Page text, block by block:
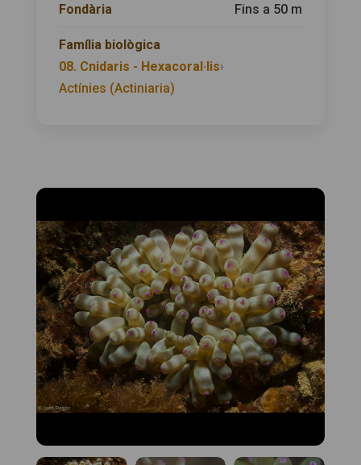
Fondària Fins a 50 m
Família biològica
08. Cnidaris - Hexacoral·lis›
Actínies (Actiniaria)